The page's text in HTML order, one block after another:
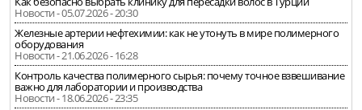
Новости - 05.07.2026 - 20:30
Железные артерии нефтехимии: как не утонуть в мире полимерного
оборудования
Новости - 21.06.2026 - 16:28
Контроль качества полимерного сырья: почему точное взвешивание
важно для лаборатории и производства
Новости - 18.06.2026 - 23:35